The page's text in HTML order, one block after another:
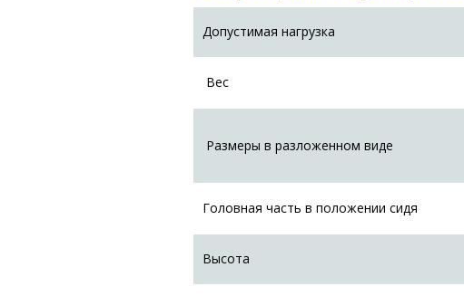
Допустимая нагрузка
Вес
Размеры в разложенном виде
Головная часть в положении сидя
Высота